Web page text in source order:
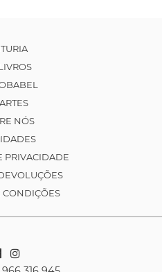
NÓS
PRIVACIDADE
CONDIÇÕES